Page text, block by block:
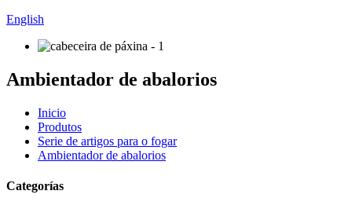
English
Ambientador de abalorios
Inicio
Produtos
Serie de artigos para o fogar
Ambientador de abalorios
Categorías